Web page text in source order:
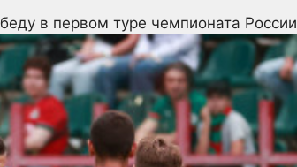
в первом туре чемпионата России